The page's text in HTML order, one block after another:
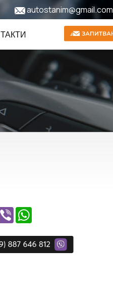
autostanim@gmail.com
ViberWhatsApp